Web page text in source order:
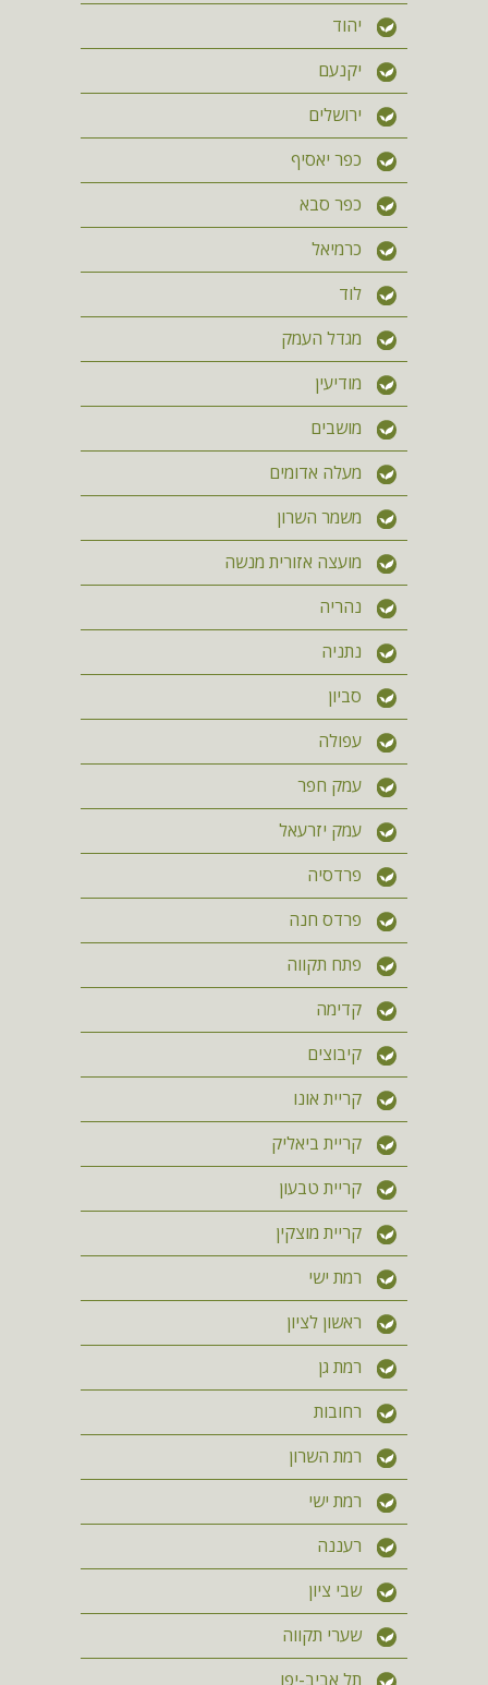
יהוד
יקנעם
ירושלים
כפר יאסיף
כפר סבא
כרמיאל
לוד
מגדל העמק
מודיעין
מושבים
מעלה אדומים
משמר השרון
מועצה אזורית מנשה
נהריה
נתניה
סביון
עפולה
עמק חפר
עמק יזרעאל
פרדסיה
פרדס חנה
פתח תקווה
קדימה
קיבוצים
קריית אונו
קריית ביאליק
קריית טבעון
קריית מוצקין
רמת ישי
ראשון לציון
רמת גן
רחובות
רמת השרון
רמת ישי
רעננה
שבי ציון
שערי תקווה
תל אביב-יפו